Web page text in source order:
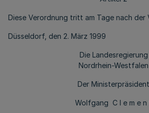
Diese Verordnung tritt am Tage nach der
Düsseldorf, den 2. März 1999
Die Landesregierung
Nordrhein-Westfalen
Der Ministerpräsident
Wolfgang C l e m e n